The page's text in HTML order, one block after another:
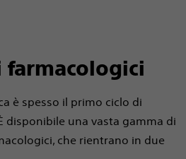
farmacologici
è spesso il primo ciclo di
disponibile una vasta gamma di
che rientrano in due